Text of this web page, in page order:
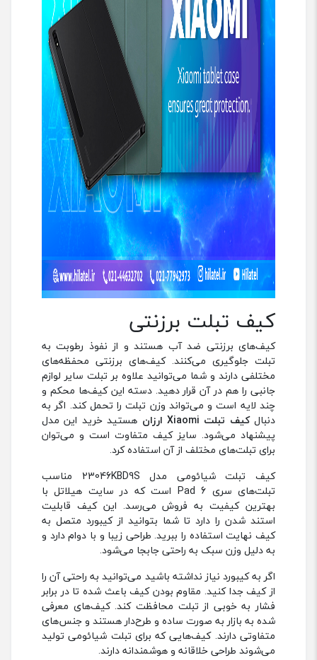
کیف تبلت برزنتی
کیف‌های برزنتی ضد آب هستند و از نفوذ رطوبت به
تبلت جلوگیری می‌کنند. کیف‌های برزنتی محفظه‌های
مختلفی دارند و شما می‌توانید علاوه بر تبلت سایر لوازم
جانبی را هم در آن قرار دهید. دسته این کیف‌ها محکم و
چند لایه است و می‌تواند وزن تبلت را تحمل کند. اگر به
دنبالکیف تبلت Xiaomi ارزان
هستید خرید این مدل
پیشنهاد می‌شود. سایز کیف متفاوت است و می‌توان
برای تبلت‌های مختلف از آن استفاده کرد.
کیف تبلت شیائومی مدل 23046KBD9S مناسب
تبلت‌های سری Pad 6 است که در سایت هیلاتل با
بهترین کیفیت به فروش می‌رسد. این کیف قابلیت
استند شدن را دارد تا شما بتوانید از کیبورد متصل به
کیف نهایت استفاده را ببرید. طراحی زیبا و با دوام دارد و
به دلیل وزن سبک به راحتی جابجا می‌شود.
اگر به کیبورد نیاز نداشته باشید می‌توانید به راحتی آن را
از کیف جدا کنید. مقاوم بودن کیف باعث شده تا در برابر
فشار به خوبی از تبلت محافظت کند. کیف‌های معرفی
شده به بازار به صورت ساده و طرح‌دار هستند و جنس‌های
متفاوتی دارند. کیف‌هایی که برای تبلت شیائومی تولید
می‌شوند طراحی خلاقانه و هوشمندانه دارند.‌